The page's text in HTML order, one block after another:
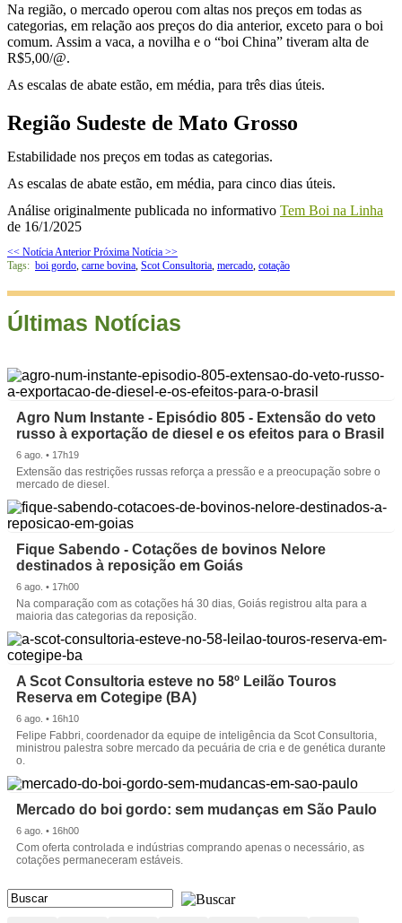
Na região, o mercado operou com altas nos preços em todas as
categorias, em relação aos preços do dia anterior, exceto para o boi
comum. Assim a vaca, a novilha e o “boi China” tiveram alta de
R$5,00/@.
As escalas de abate estão, em média, para três dias úteis.
Região Sudeste de Mato Grosso
Estabilidade nos preços em todas as categorias.
As escalas de abate estão, em média, para cinco dias úteis.
Análise originalmente publicada no informativo Tem Boi na Linha
de 16/1/2025
<< Notícia Anterior Próxima Notícia >>
Tags: boi gordo carne bovina Scot Consultoria mercado cotação
Últimas Notícias
Agro Num Instante - Episódio 805 - Extensão do veto
russo à exportação de diesel e os efeitos para o Brasil
6 ago. • 17h19
Extensão das restrições russas reforça a pressão e a preocupação sobre o
mercado de diesel.
Fique Sabendo - Cotações de bovinos Nelore
destinados à reposição em Goiás
6 ago. • 17h00
Na comparação com as cotações há 30 dias, Goiás registrou alta para a
maioria das categorias da reposição.
A Scot Consultoria esteve no 58º Leilão Touros
Reserva em Cotegipe (BA)
6 ago. • 16h10
Felipe Fabbri, coordenador da equipe de inteligência da Scot Consultoria,
ministrou palestra sobre mercado da pecuária de cria e de genética durante
o.
Mercado do boi gordo: sem mudanças em São Paulo
6 ago. • 16h00
Com oferta controlada e indústrias comprando apenas o necessário, as
cotações permaneceram estáveis.